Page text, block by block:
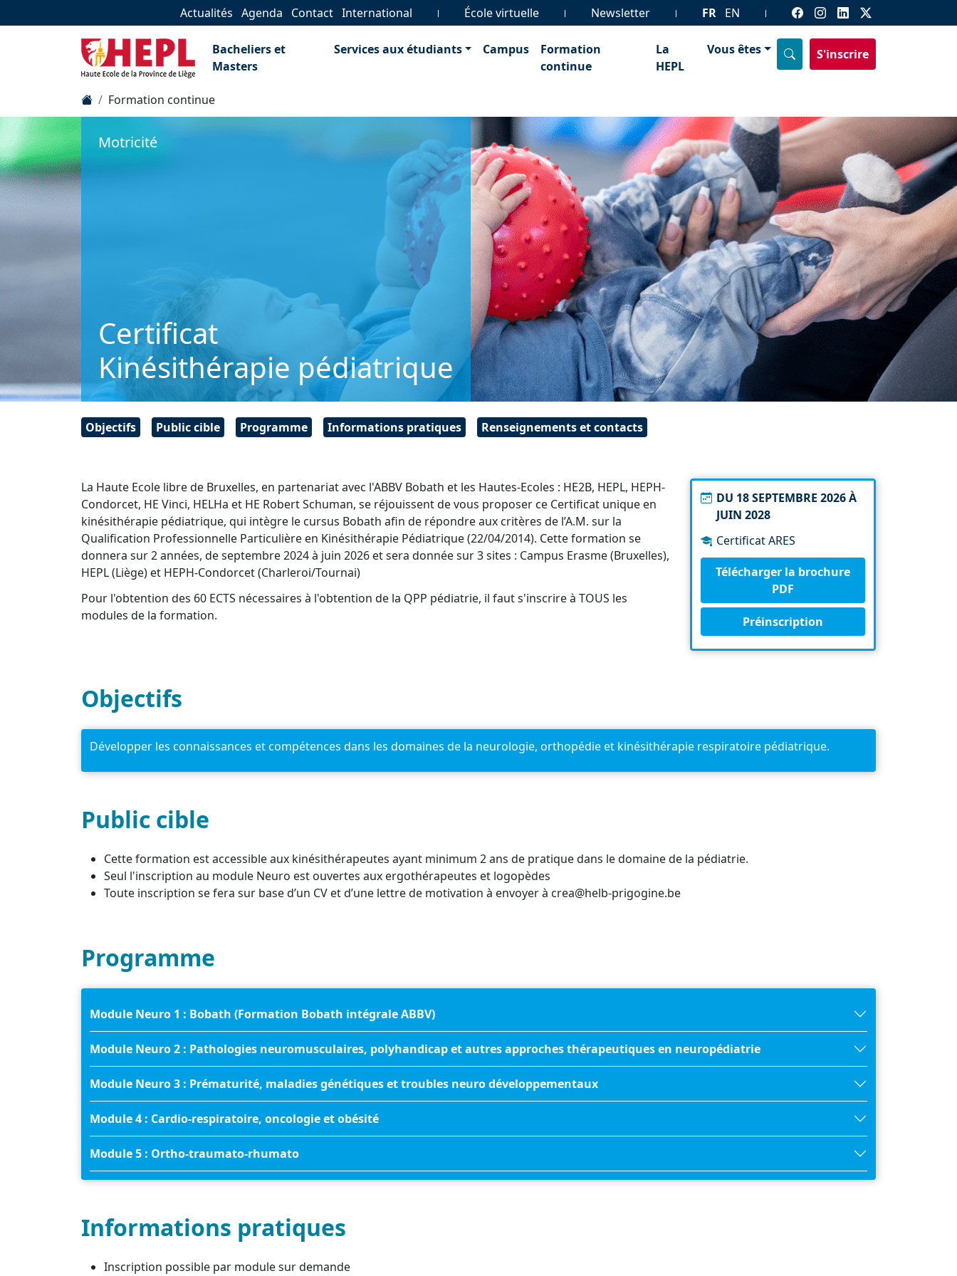
Actualités Agenda Contact International École virtuelle Newsletter FR EN
Bacheliers et
Masters
Services aux étudiants Campus
Formation
continue
La
HEPL
Vous êtes S'inscrire
Formation continue
Motricité
Certificat
Kinésithérapie pédiatrique
Objectifs Public cible Programme Informations pratiques Renseignements et contacts
La Haute Ecole libre de Bruxelles, en partenariat avec l'ABBV Bobath et les Hautes-Ecoles : HE2B, HEPL, HEPH-
Condorcet, HE Vinci, HELHa et HE Robert Schuman, se réjouissent de vous proposer ce Certificat unique en
kinésithérapie pédiatrique, qui intègre le cursus Bobath afin de répondre aux critères de l’A.M. sur la
Qualification Professionnelle Particulière en Kinésithérapie Pédiatrique (22/04/2014). Cette formation se
donnera sur 2 années, de septembre 2024 à juin 2026 et sera donnée sur 3 sites : Campus Erasme (Bruxelles),
HEPL (Liège) et HEPH-Condorcet (Charleroi/Tournai)
Pour l'obtention des 60 ECTS nécessaires à l'obtention de la QPP pédiatrie, il faut s'inscrire à TOUS les
modules de la formation.
DU 18 SEPTEMBRE 2026 À
JUIN 2028
Certificat ARES
Télécharger la brochure
PDF
Préinscription
Objectifs
Développer les connaissances et compétences dans les domaines de la neurologie, orthopédie et kinésithérapie respiratoire pédiatrique.
Public cible
Cette formation est accessible aux kinésithérapeutes ayant minimum 2 ans de pratique dans le domaine de la pédiatrie.
Seul l'inscription au module Neuro est ouvertes aux ergothérapeutes et logopèdes
Toute inscription se fera sur base d’un CV et d’une lettre de motivation à envoyer à crea@helb-prigogine.be
Programme
Module Neuro 1 : Bobath (Formation Bobath intégrale ABBV)
Module Neuro 2 : Pathologies neuromusculaires, polyhandicap et autres approches thérapeutiques en neuropédiatrie
Module Neuro 3 : Prématurité, maladies génétiques et troubles neuro développementaux
Module 4 : Cardio-respiratoire, oncologie et obésité
Module 5 : Ortho-traumato-rhumato
Informations pratiques
Inscription possible par module sur demande